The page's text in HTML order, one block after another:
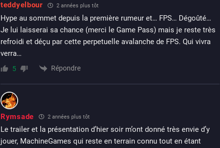
teddyelbour 2 années plus tôt
Hype au sommet depuis la première rumeur et… FPS… Dégoûté…
Je lui laisserai sa chance (merci le Game Pass) mais je reste très
refroidi et déçu par cette perpetuelle avalanche de FPS. Qui vivra
verra…
5 Répondre
Rymsade 2 années plus tôt
Le trailer et la présentation d’hier soir m’ont donné très envie d’y
jouer, MachineGames qui reste en terrain connu tout en étant